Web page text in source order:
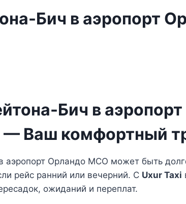
Бич в аэропорт
Бич в аэропорт
— Ваш комфортный
аэропорт Орландо MCO может быть
рейс ранний или вечерний. С Uxur Taxi
ожиданий и переплат.